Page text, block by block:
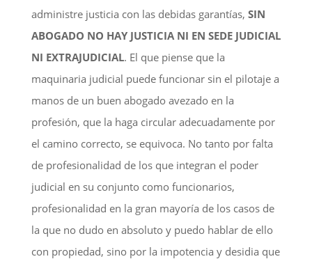
administre justicia con las debidas garantías, SIN
ABOGADO NO HAY JUSTICIA NI EN SEDE JUDICIAL
NI EXTRAJUDICIAL. El que piense que la
maquinaria judicial puede funcionar sin el pilotaje a
manos de un buen abogado avezado en la
profesión, que la haga circular adecuadamente por
el camino correcto, se equivoca. No tanto por falta
de profesionalidad de los que integran el poder
judicial en su conjunto como funcionarios,
profesionalidad en la gran mayoría de los casos de
la que no dudo en absoluto y puedo hablar de ello
con propiedad, sino por la impotencia y desidia que